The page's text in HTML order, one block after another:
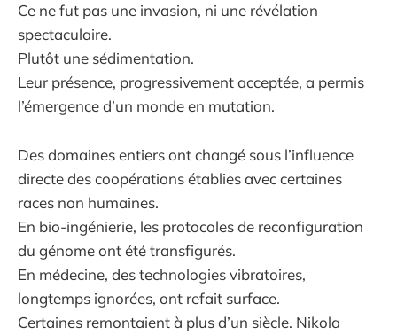
Ce ne fut pas une invasion, ni une révélation
spectaculaire.
Plutôt une sédimentation.
Leur présence, progressivement acceptée, a permis
l’émergence d’un monde en mutation.
Des domaines entiers ont changé sous l’influence
directe des coopérations établies avec certaines
races non humaines.
En bio-ingénierie, les protocoles de reconfiguration
du génome ont été transfigurés.
En médecine, des technologies vibratoires,
longtemps ignorées, ont refait surface.
Certaines remontaient à plus d’un siècle. Nikola